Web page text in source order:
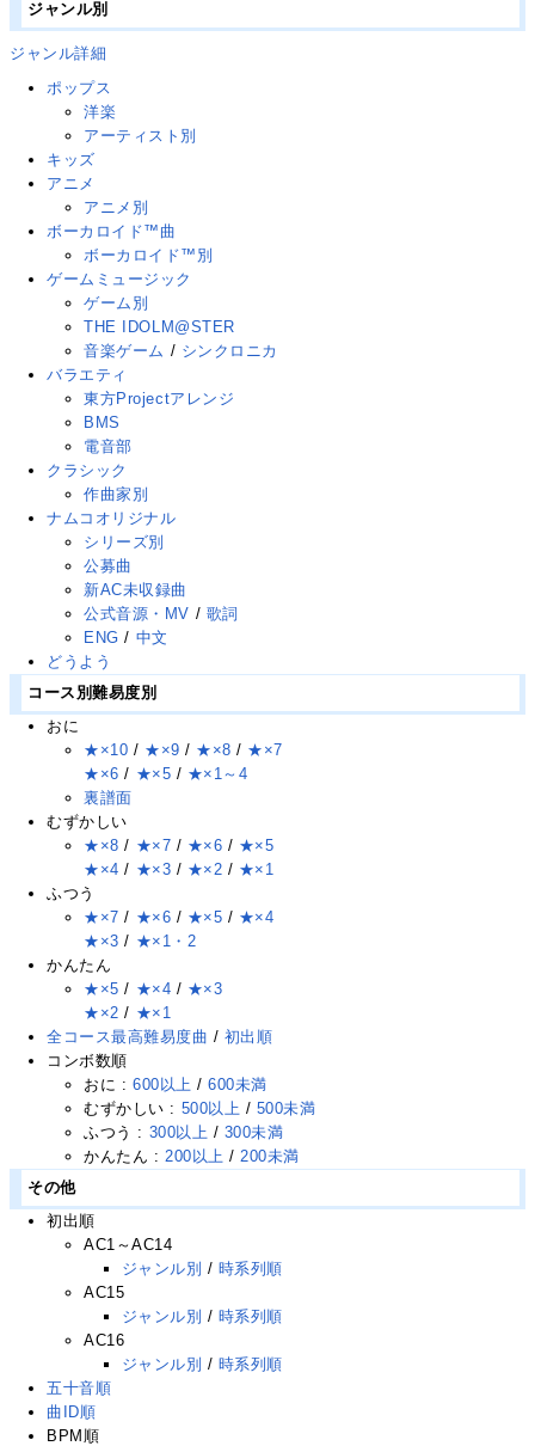
ジャンル別
ジャンル詳細
ポップス
洋楽
アーティスト別
キッズ
アニメ
アニメ別
ボーカロイド™曲
ボーカロイド™別
ゲームミュージック
ゲーム別
THE IDOLM@STER
音楽ゲーム / シンクロニカ
バラエティ
東方Projectアレンジ
BMS
電音部
クラシック
作曲家別
ナムコオリジナル
シリーズ別
公募曲
新AC未収録曲
公式音源・MV / 歌詞
ENG / 中文
どうよう
コース別難易度別
おに
★×10 / ★×9 / ★×8 / ★×7
★×6 / ★×5 / ★×1～4
裏譜面
むずかしい
★×8 / ★×7 / ★×6 / ★×5
★×4 / ★×3 / ★×2 / ★×1
ふつう
★×7 / ★×6 / ★×5 / ★×4
★×3 / ★×1・2
かんたん
★×5 / ★×4 / ★×3
★×2 / ★×1
全コース最高難易度曲 / 初出順
コンボ数順
おに : 600以上 /600未満
むずかしい : 500以上 / 500未満
ふつう : 300以上 / 300未満
かんたん : 200以上 / 200未満
その他
初出順
AC1～AC14
ジャンル別 / 時系列順
AC15
ジャンル別 / 時系列順
AC16
ジャンル別 / 時系列順
五十音順
曲ID順
BPM順